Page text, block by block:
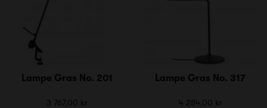
Lampe Gras No. 201
3 767,00 kr
Lampe Gras No. 317
4 284,00 kr